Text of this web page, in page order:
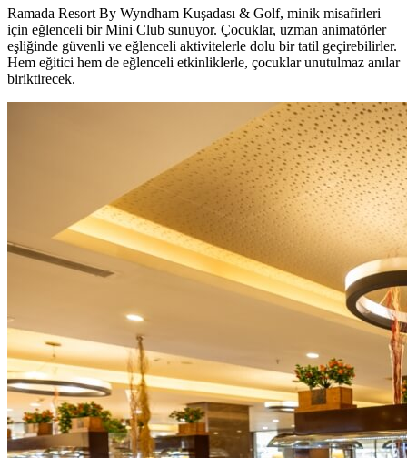
Ramada Resort By Wyndham Kuşadası & Golf, minik misafirleri
için eğlenceli bir Mini Club sunuyor. Çocuklar, uzman animatörler
eşliğinde güvenli ve eğlenceli aktivitelerle dolu bir tatil geçirebilirler.
Hem eğitici hem de eğlenceli etkinliklerle, çocuklar unutulmaz anılar
biriktirecek.